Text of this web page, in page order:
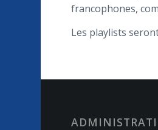
francophones,
Les playlists